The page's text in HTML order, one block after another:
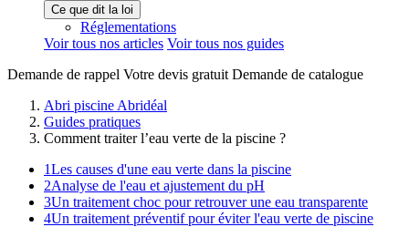
Ce que dit la loi
Réglementations
Voir tous nos articles Voir tous nos guides
Demande de rappel Votre devis gratuit Demande de catalogue
Abri piscine Abridéal
Guides pratiques
Comment traiter l’eau verte de la piscine ?
1Les causes d'une eau verte dans la piscine
2Analyse de l'eau et ajustement du pH
3Un traitement choc pour retrouver une eau transparente
4Un traitement préventif pour éviter l'eau verte de piscine